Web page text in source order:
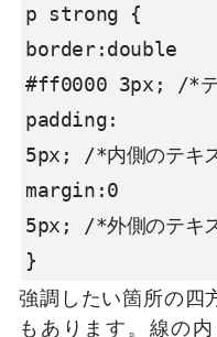
p strong {
border:double
#ff0000 3px; /*テ
padding:
5px; /*内側のテキ
margin:0
5px; /*外側のテキ
}
強調したい箇所の四
もあります。線の